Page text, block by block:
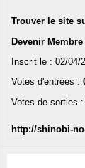
Trouver le site
Devenir
Inscrit le : 02/04/
Votes d'entrées :
Votes de sorties :
http://shinobi-